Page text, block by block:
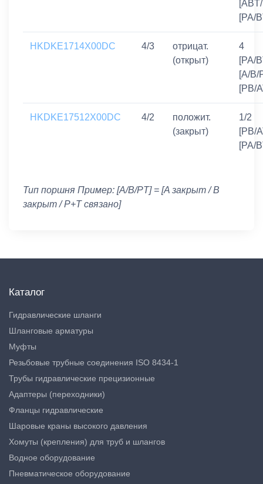
[PA/
HKDKE1714X00DC 4/3
отрицат.
(открыт)
4
[PA/
[A/B/
[PB/
HKDKE17512X00DC 4/2
положит.
(закрыт)
1/2
[PB/
[PA/
Тип поршня Пример: [A/B/PT] = [A закрыт / B
закрыт / P+T связано]
Каталог
Гидравлические шланги
Шланговые арматуры
Муфты
Резьбовые трубные соединения ISO 8434-1
Трубы гидравлические прецизионные
Адаптеры (переходники)
Фланцы гидравлические
Шаровые краны высокого давления
Хомуты (крепления) для труб и шлангов
Водное оборудование
Пневматическое оборудование